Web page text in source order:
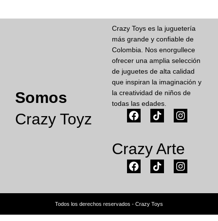
Somos
Crazy Toyz
Crazy Toys es la juguetería
más grande y confiable de
Colombia. Nos enorgullece
ofrecer una amplia selección
de juguetes de alta calidad
que inspiran la imaginación y
la creatividad de niños de
todas las edades.
Crazy Arte
Todos los derechos reservados - Crazy Toys